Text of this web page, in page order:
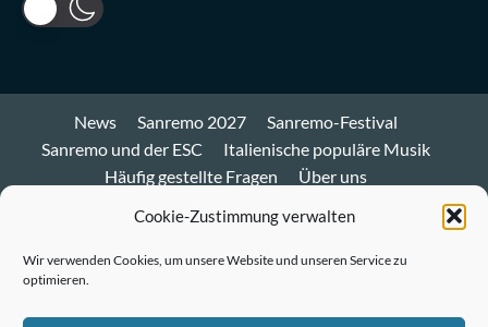
Cookie-Zustimmung verwalten
Wir verwenden Cookies, um unsere Website und unseren Service zu
optimieren.
News Sanremo 2027
Sanremo-Festival
Sanremo und der ESC
Italienische populäre Musik
Häufig gestellte Fragen
Über uns
Mastodon